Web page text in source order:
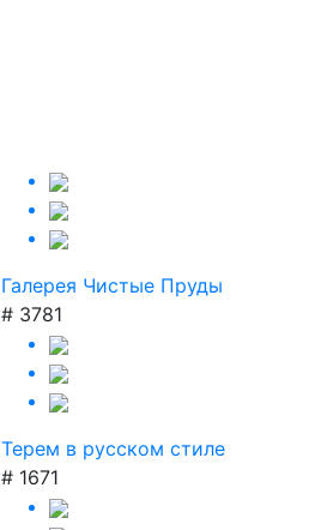
Галерея Чистые Пруды
# 3781
Терем в русском стиле
# 1671